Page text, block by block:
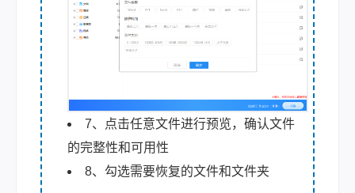
7、点击任意文件进行预览，确认文件
的完整性和可用性
8、勾选需要恢复的文件和文件夹